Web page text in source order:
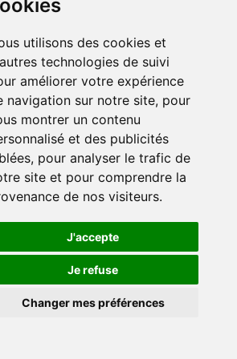
utilisons des cookies et
technologies de suivi
améliorer votre expérience
navigation sur notre site, pour
montrer un contenu
et des publicités
pour analyser le trafic de
site et pour comprendre la
de nos visiteurs.
J'accepte
Je refuse
Changer mes préférences
information)